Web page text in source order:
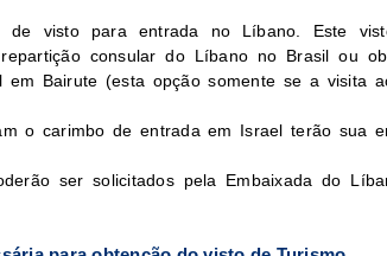
de visto para entrada no Líbano. Este
consular do Líbano no Brasil ou
em Bairute (esta opção somente se a visita
o carimbo de entrada em Israel terão sua
ser solicitados pela Embaixada do